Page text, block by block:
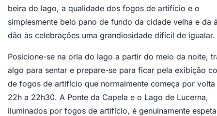
beira do lago, a qualidade dos fogos de artifício e o
simplesmente belo pano de fundo da cidade velha e da
dão às celebrações uma grandiosidade difícil de igualar.
Posicione-se na orla do lago a partir do meio da noite,
algo para sentar e prepare-se para ficar pela exibição
de fogos de artifício que normalmente começa por volta
22h a 22h30. A Ponte da Capela e o Lago de Lucerna,
iluminados por fogos de artifício, é genuinamente